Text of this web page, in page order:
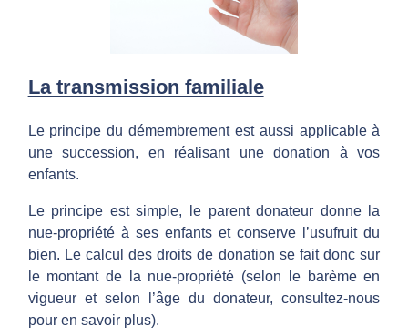
La transmission familiale
Le principe du démembrement est aussi applicable à
une succession, en réalisant une donation à vos
enfants.
Le principe est simple, le parent donateur donne la
nue-propriété à ses enfants et conserve l’usufruit du
bien. Le calcul des droits de donation se fait donc sur
le montant de la nue-propriété (selon le barème en
vigueur et selon l’âge du donateur, consultez-nous
pour en savoir plus).